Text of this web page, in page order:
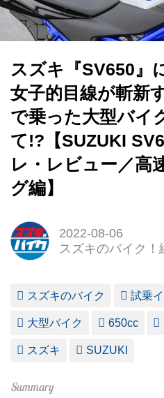
スズキ『SV650』
女子的目線が斬
で乗った大型バイ
て!?【SUZUKI
レ・レビュー／高
グ編】
2022-08-06
スズキのバイク！
スズキのバイク 試乗
大型バイク 650cc
スズキ SUZUKI